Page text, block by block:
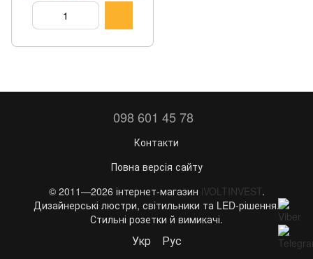
IP65, опаловий, чорний
098 601 45 78
Контакти
Повна версія сайту
© 2011—2026 інтернет-магазин iVOLTINVEST.
Дизайнерські люстри, світильники та LED-рішення.
Стильні розетки й вимикачі.
Укр Рус